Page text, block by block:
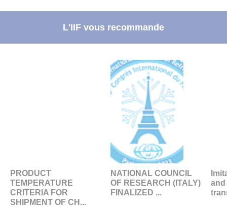
L'IIF vous recommande
PRODUCT
TEMPERATURE
CRITERIA FOR
SHIPMENT OF CH...
NATIONAL COUNCIL
OF RESEARCH (ITALY)
FINALIZED ...